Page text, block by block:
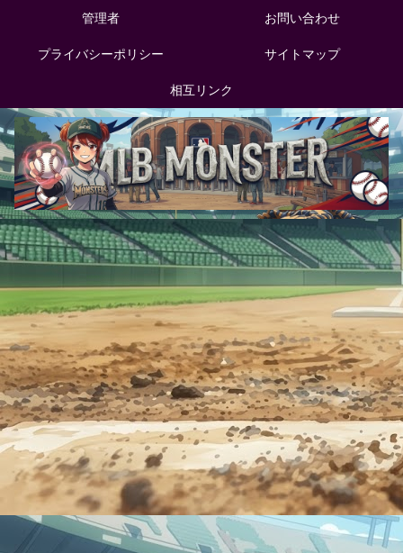
管理者 お問い合わせ
プライバシーポリシー サイトマップ
相互リンク